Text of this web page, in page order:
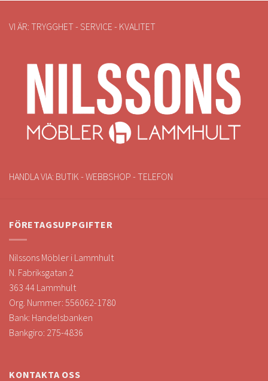
VI ÄR: TRYGGHET - SERVICE - KVALITET
HANDLA VIA: BUTIK - WEBBSHOP - TELEFON
FÖRETAGSUPPGIFTER
Nilssons Möbler i Lammhult
N. Fabriksgatan 2
363 44 Lammhult
Org. Nummer: 556062-1780
Bank: Handelsbanken
Bankgiro: 275-4836
KONTAKTA OSS